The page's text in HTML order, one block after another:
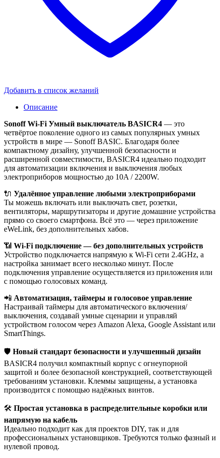
Добавить в список желаний
Описание
Sonoff Wi-Fi Умный выключатель BASICR4 — это
четвёртое поколение одного из самых популярных умных
устройств в мире — Sonoff BASIC. Благодаря более
компактному дизайну, улучшенной безопасности и
расширенной совместимости, BASICR4 идеально подходит
для автоматизации включения и выключения любых
электроприборов мощностью до 10A / 2200W.
🔌 Удалённое управление любыми электроприборами
Ты можешь включать или выключать свет, розетки,
вентиляторы, маршрутизаторы и другие домашние устройства
прямо со своего смартфона. Всё это — через приложение
eWeLink, без дополнительных хабов.
📶 Wi-Fi подключение — без дополнительных устройств
Устройство подключается напрямую к Wi-Fi сети 2.4GHz, а
настройка занимает всего несколько минут. После
подключения управление осуществляется из приложения или
с помощью голосовых команд.
📲 Автоматизация, таймеры и голосовое управление
Настраивай таймеры для автоматического включения/
выключения, создавай умные сценарии и управляй
устройством голосом через Amazon Alexa, Google Assistant или
SmartThings.
🛡 Новый стандарт безопасности и улучшенный дизайн
BASICR4 получил компактный корпус с огнеупорной
защитой и более безопасной конструкцией, соответствующей
требованиям установки. Клеммы защищены, а установка
производится с помощью надёжных винтов.
🛠 Простая установка в распределительные коробки или
напрямую на кабель
Идеально подходит как для проектов DIY, так и для
профессиональных установщиков. Требуются только фазный и
нулевой провод.